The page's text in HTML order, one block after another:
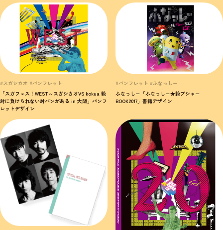
#スガシカオ #パンフレット
「スガフェス！WEST～スガシカオVS kokua 絶
対に負けられない対バンがある in 大阪」パンフ
レットデザイン
#パンフレット #ふなっしー
ふなっしー「ふなっしー★絶ブシャー
BOOK2017」書籍デザイン